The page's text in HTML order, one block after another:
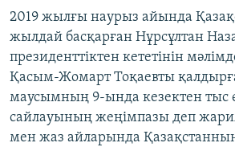
2019 жылғы наурыз айында
жылдай басқарған Нұрсұлтан
президенттіктен кететінін
Қасым-Жомарт Тоқаевты
маусымның 9-ында кезектен тыс
сайлауының жеңімпазы деп
мен жаз айларында